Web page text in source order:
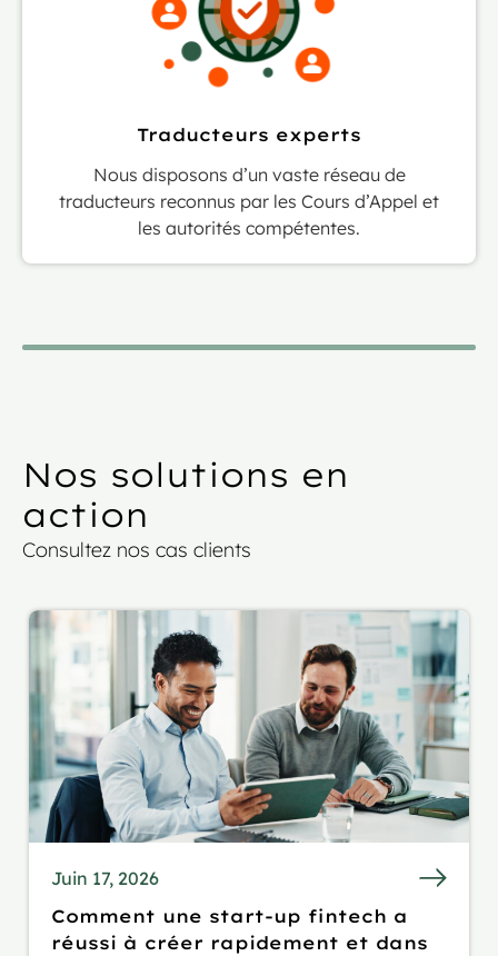
Traducteurs experts
Nous disposons d’un vaste réseau de
traducteurs reconnus par les Cours d’Appel et
les autorités compétentes.
Nos solutions en
action
Consultez nos cas clients
Juin 17, 2026
Comment une start-up fintech a
réussi à créer rapidement et dans